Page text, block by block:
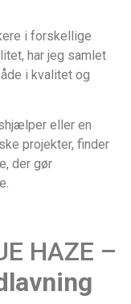
i forskellige
har jeg samlet
i kvalitet og
eller en
projekter, finder
der gør
HAZE –